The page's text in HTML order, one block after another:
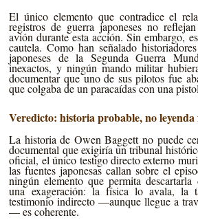
El único elemento que contradice el
registros de guerra japoneses no
avión durante esta acción. Sin embargo,
cautela. Como han señalado
japoneses de la Segunda Guerra
inexactos, y ningún mando militar
documentar que uno de sus pilotos fue
que colgaba de un paracaídas con una
Veredicto: historia probable, no
La historia de Owen Baggett no puede
documental que exigiría un tribunal
oficial, el único testigo directo externo
las fuentes japonesas callan sobre el
ningún elemento que permita
una exageración: la física lo avala, la
testimonio indirecto —aunque llegue a
— es coherente.